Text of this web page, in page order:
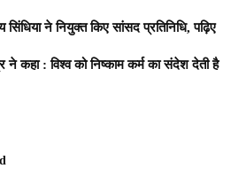
सिंधिया ने नियुक्त किए सांसद प्रतिनिधि, पढ़िए
ने कहा : विश्व को निष्काम कर्म का संदेश देती है